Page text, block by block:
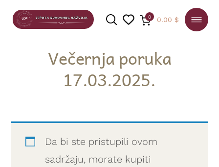
PRETRAGA
0 0.00 $
Večernja poruka
17.03.2025.
Da bi ste pristupili ovom
sadržaju, morate kupiti